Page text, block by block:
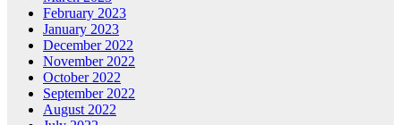
February 2023
January 2023
December 2022
November 2022
October 2022
September 2022
August 2022